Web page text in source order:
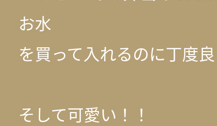
お水
を買って入れるのに丁度
そして可愛い！！